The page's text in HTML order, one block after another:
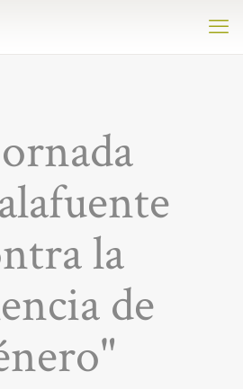
la
de